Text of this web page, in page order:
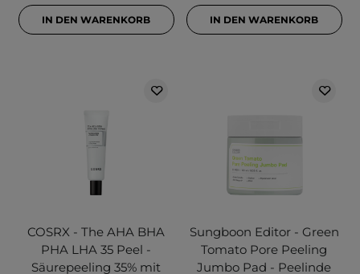
IN DEN WARENKORB IN DEN WARENKORB
COSRX - The AHA BHA
PHA LHA 35 Peel -
Säurepeeling 35% mit
Sungboon Editor - Green
Tomato Pore Peeling
Jumbo Pad - Peelinde